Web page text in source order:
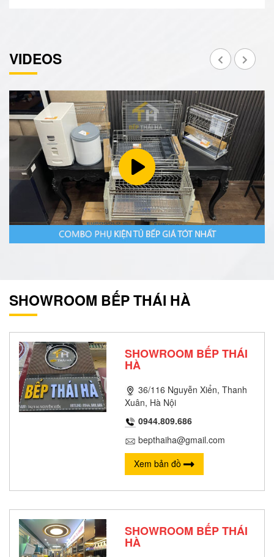
VIDEOS
SHOWROOM BẾP THÁI HÀ
SHOWROOM BẾP THÁI
HÀ
36/116 Nguyễn Xiển, Thanh
Xuân, Hà Nội
0944.809.686
bepthaiha@gmail.com
Xem bản đồ
SHOWROOM BẾP THÁI
HÀ